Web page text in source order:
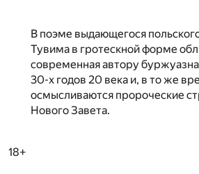
В поэме выдающегося
Тувима в гротескной форме
современная автору
30-х годов 20 века и, в то же
осмысливаются пророческие
Нового Завета.
18+